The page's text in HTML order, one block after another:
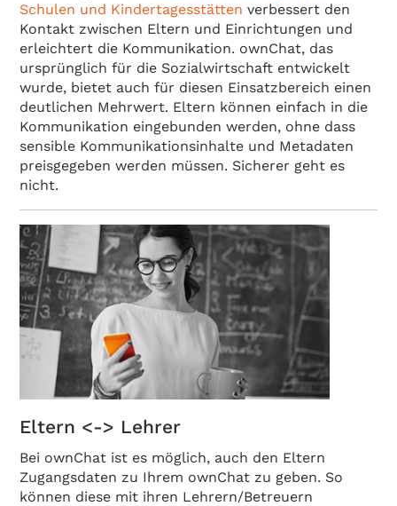
Schulen und Kindertagesstätten verbessert den
Kontakt zwischen Eltern und Einrichtungen und
erleichtert die Kommunikation. ownChat, das
ursprünglich für die Sozialwirtschaft entwickelt
wurde, bietet auch für diesen Einsatzbereich einen
deutlichen Mehrwert. Eltern können einfach in die
Kommunikation eingebunden werden, ohne dass
sensible Kommunikationsinhalte und Metadaten
preisgegeben werden müssen. Sicherer geht es
nicht.
Eltern <-> Lehrer
Bei ownChat ist es möglich, auch den Eltern
Zugangsdaten zu Ihrem ownChat zu geben. So
können diese mit ihren Lehrern/Betreuern